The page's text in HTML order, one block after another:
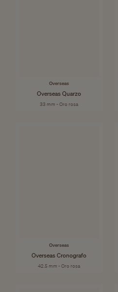
Overseas
Overseas Quarzo
33 mm - Oro rosa
Overseas
Overseas Cronografo
42.5 mm - Oro rosa